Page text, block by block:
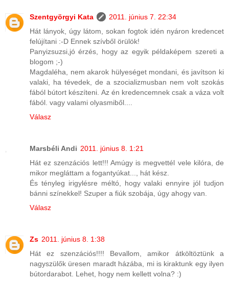
Szentgyörgyi Kata
2011. június 7. 22:34
Hát lányok, úgy látom, sokan fogtok idén nyáron kredencet
felújítani :-D Ennek szívből örülök!
Panyizsuzsi,jó érzés, hogy az egyik példaképem szereti a
blogom ;-)
Magdaléha, nem akarok hülyeséget mondani, és javítson ki
valaki, ha tévedek, de a szocializmusban nem volt szokás
fából bútort készíteni. Az én kredencemnek csak a váza volt
fából. vagy valami olyasmiből....
Válasz
Marsbéli Andi 2011. június 8. 1:21
Hát ez szenzációs lett!!! Amúgy is megvettél vele kilóra, de
mikor megláttam a fogantyúkat..., hát kész.
És tényleg irigylésre méltó, hogy valaki ennyire jól tudjon
bánni színekkel! Szuper a fiúk szobája, úgy ahogy van.
Válasz
Zs 2011. június 8. 1:38
Hát ez szenzációs!!!! Bevallom, amikor átköltöztünk a
nagyszülők üresen maradt házába, mi is kiraktunk egy ilyen
bútordarabot. Lehet, hogy nem kellett volna? :)